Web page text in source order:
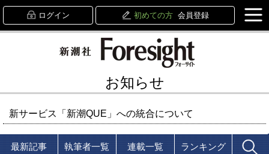
ログイン 初めての方 会員登録
お知らせ
新サービス「新潮QUE」への統合について
最新記事 執筆者一覧 連載一覧 ランキング